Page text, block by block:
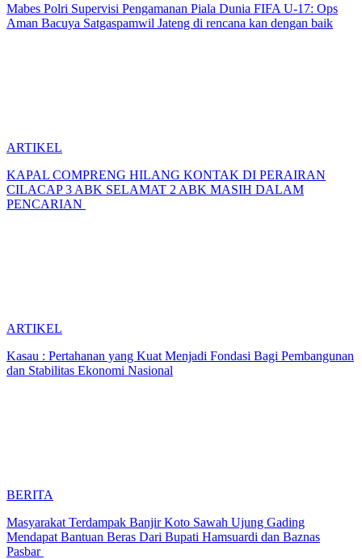
Mabes Polri Supervisi Pengamanan Piala Dunia FIFA U-17: Ops
Aman Bacuya Satgaspamwil Jateng di rencana kan dengan baik
ARTIKEL
KAPAL COMPRENG HILANG KONTAK DI PERAIRAN
CILACAP 3 ABK SELAMAT 2 ABK MASIH DALAM
PENCARIAN
ARTIKEL
Kasau : Pertahanan yang Kuat Menjadi Fondasi Bagi Pembangunan
dan Stabilitas Ekonomi Nasional
BERITA
Masyarakat Terdampak Banjir Koto Sawah Ujung Gading
Mendapat Bantuan Beras Dari Bupati Hamsuardi dan Baznas
Pasbar